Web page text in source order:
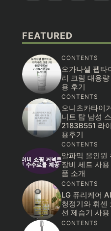
FEATURED
CONTENTS
오가나셀 펩타
리 크림 대용
용 후기
CONTENTS
오니츠카타이
니트 탑 남성
2183B551 라
용후기
CONTENTS
알파믹 올인원
장비 세트 사
품 소개
CONTENTS
LG 퓨리케어
청정기와 휘센
션 제습기 사용
CONTENTS